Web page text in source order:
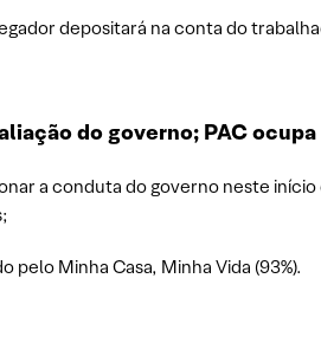
depositará na conta do
do governo; PAC
a conduta do governo neste
pelo Minha Casa, Minha Vida (93%).